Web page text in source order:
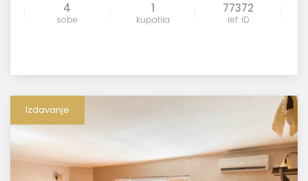
4
sobe
1
kupatila
77372
ref. ID
Izdavanje